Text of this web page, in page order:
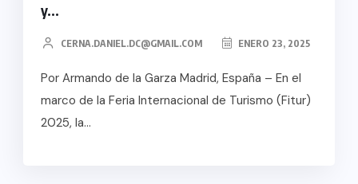
y...
CERNA.DANIEL.DC@GMAIL.COM ENERO 23, 2025
Por Armando de la Garza Madrid, España – En el
marco de la Feria Internacional de Turismo (Fitur)
2025, la...